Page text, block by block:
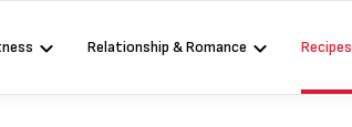
Relationship & Romance Recipes